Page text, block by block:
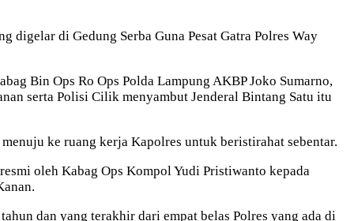
digelar di Gedung Serba Guna Pesat Gatra Polres Way
Bin Ops Ro Ops Polda Lampung AKBP Joko Sumarno,
serta Polisi Cilik menyambut Jenderal Bintang Satu itu
ke ruang kerja Kapolres untuk beristirahat sebentar.
oleh Kabag Ops Kompol Yudi Pristiwanto kepada
dan yang terakhir dari empat belas Polres yang ada di